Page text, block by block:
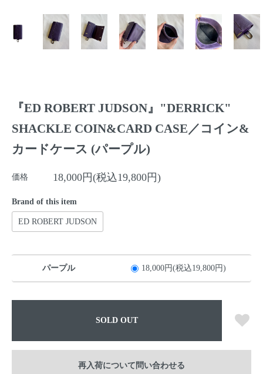
『ED ROBERT JUDSON』"DERRICK"
SHACKLE COIN&CARD CASE／コイン&
カードケース (パープル)
価格 18,000円(税込19,800円)
Brand of this item
ED ROBERT JUDSON
パープル 18,000円(税込19,800円)
SOLD OUT
再入荷について問い合わせる